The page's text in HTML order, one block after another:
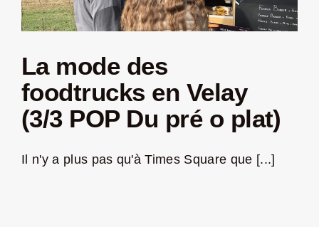
Nouveau Magazine EnVelay
Jeu concours – Gagnez votre bûche de Noël 2025
La mode des
foodtrucks en Velay
(3/3 POP Du pré o plat)
Il n'y a plus pas qu'à Times Square que [...]